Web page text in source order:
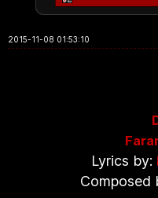
2015-11-08 01:53:10
Lyrics by:
Composed